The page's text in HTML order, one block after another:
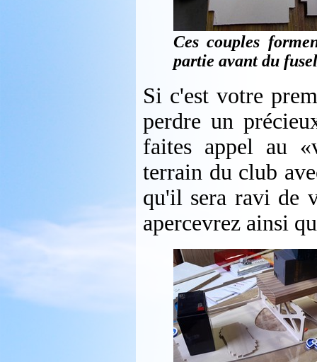
Ces couples
partie avant du
Si c'est votre
perdre un
faites appel au
terrain du club
qu'il sera ravi de
apercevrez ainsi